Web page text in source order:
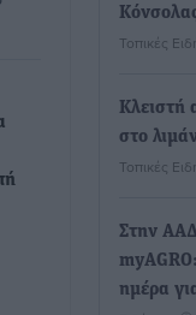
Τοπικές
Κλειστή
στο
Τοπικές
Στην
ημέρα